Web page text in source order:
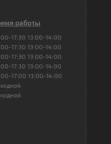
работы
17:30 13:00-14:00
17:30 13:00-14:00
17:30 13:00-14:00
17:30 13:00-14:00
17:00 13:00-14:00